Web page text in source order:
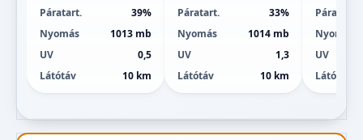
Páratart.
39%
Nyomás
1013 mb
UV
0,5
Látótáv
10 km
Páratart.
33%
Nyomás
1014 mb
UV
1,3
Látótáv
10 km
Páratart.
Nyomás
UV
Látótáv